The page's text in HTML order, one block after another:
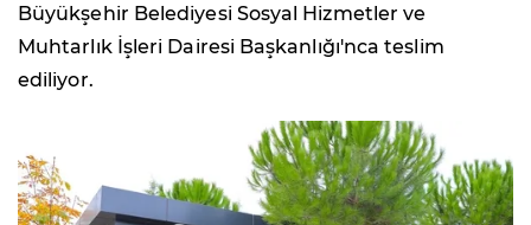
Büyükşehir Belediyesi Sosyal Hizmetler ve
Muhtarlık İşleri Dairesi Başkanlığı'nca teslim
ediliyor.